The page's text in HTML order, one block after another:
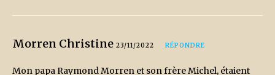
Morren Christine 23/11/2022 RÉPONDRE
Mon papa Raymond Morren et son frère Michel, étaient